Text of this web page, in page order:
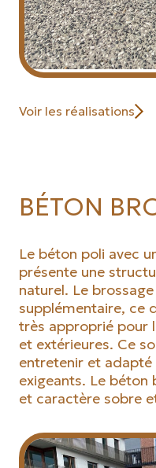
Voir les réalisations
BÉTON
Le béton poli avec
présente une
naturel. Le
supplémentaire, ce
très approprié pour
et extérieures. Ce
entretenir et adapté
exigeants. Le béton
et caractère sobre